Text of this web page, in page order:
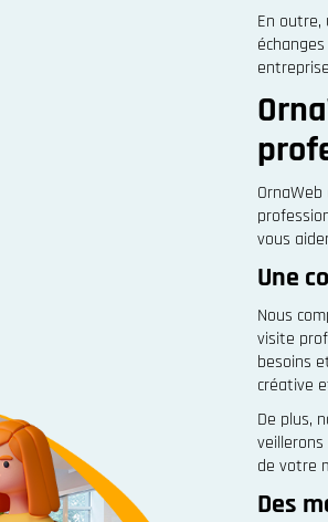
En outre,
vous
Une
Nous
visite
besoins
créative
De plus,
de votre
Des